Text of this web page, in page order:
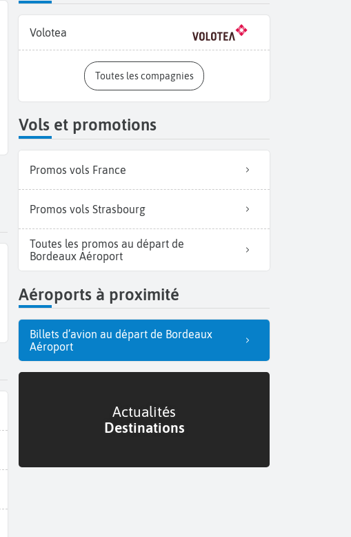
Volotea
Toutes les compagnies
Vols et promotions
Promos vols France
Promos vols Strasbourg
Toutes les promos au départ de
Bordeaux Aéroport
Aéroports à proximité
Billets d’avion au départ de Bordeaux
Aéroport
Actualités
Destinations